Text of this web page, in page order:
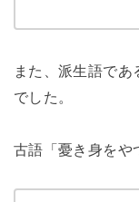
また、派生語で
でした。
古語「憂き身をや